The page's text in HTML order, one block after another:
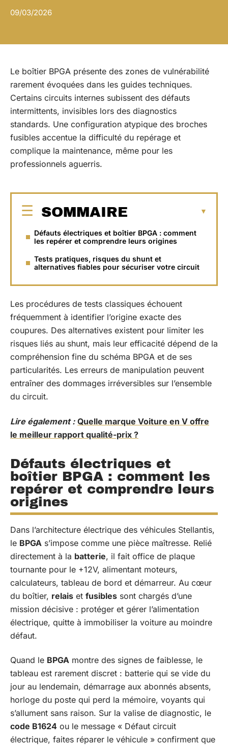
09/03/2026
Le boîtier BPGA présente des zones de vulnérabilité
rarement évoquées dans les guides techniques.
Certains circuits internes subissent des défauts
intermittents, invisibles lors des diagnostics
standards. Une configuration atypique des broches
fusibles accentue la difficulté du repérage et
complique la maintenance, même pour les
professionnels aguerris.
SOMMAIRE
Défauts électriques et boîtier BPGA : comment
les repérer et comprendre leurs origines
Tests pratiques, risques du shunt et
alternatives fiables pour sécuriser votre circuit
Les procédures de tests classiques échouent
fréquemment à identifier l’origine exacte des
coupures. Des alternatives existent pour limiter les
risques liés au shunt, mais leur efficacité dépend de la
compréhension fine du schéma BPGA et de ses
particularités. Les erreurs de manipulation peuvent
entraîner des dommages irréversibles sur l’ensemble
du circuit.
Lire également : Quelle marque Voiture en V offre
le meilleur rapport qualité-prix ?
Défauts électriques et
boîtier BPGA : comment les
repérer et comprendre leurs
origines
Dans l’architecture électrique des véhicules Stellantis,
le BPGA s’impose comme une pièce maîtresse. Relié
directement à la batterie, il fait office de plaque
tournante pour le +12V, alimentant moteurs,
calculateurs, tableau de bord et démarreur. Au cœur
du boîtier, relais et fusibles sont chargés d’une
mission décisive : protéger et gérer l’alimentation
électrique, quitte à immobiliser la voiture au moindre
défaut.
Quand le BPGA montre des signes de faiblesse, le
tableau est rarement discret : batterie qui se vide du
jour au lendemain, démarrage aux abonnés absents,
horloge du poste qui perd la mémoire, voyants qui
s’allument sans raison. Sur la valise de diagnostic, le
code B1624 ou le message « Défaut circuit
électrique, faites réparer le véhicule » confirment que